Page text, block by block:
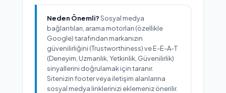
Neden Önemli?Sosyal medya
bağlantıları, arama motorları (özellikle
Google) tarafından markanızın
güvenilirliğini (Trustworthiness) ve E-E-A-T
(Deneyim, Uzmanlık, Yetkinlik, Güvenilirlik)
sinyallerini doğrulamak için taranır.
Sitenizin footer veya iletişim alanlarına
sosyal medya linklerinizi eklemeniz önerilir.